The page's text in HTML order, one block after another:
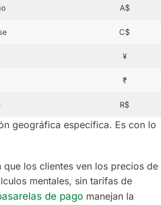
A$
C$
¥
₹
R$
geográfica específica. Es con lo
los clientes ven los precios de
mentales, sin tarifas de
de pago manejan la